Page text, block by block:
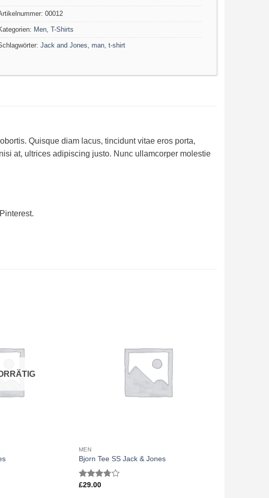
00012
Men,T-Shirts
Jack and Jones,man,t-shirt
Quisque diam lacus, tincidunt vitae eros porta,
at, ultrices adipiscing justo. Nunc ullamcorper molestie
MEN
Bjorn Tee SS Jack & Jones
Bewertet
£29.00